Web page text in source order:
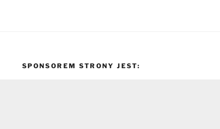
SPONSOREM STRONY JEST: